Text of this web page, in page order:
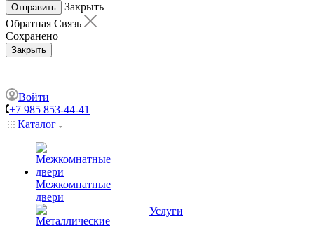
Отправить
Закрыть
Обратная Связь
Сохранено
Закрыть
Войти
+7 985 853-44-41
Каталог
Межкомнатные
двери
Услуги